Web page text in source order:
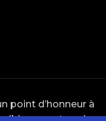
point d’honneur à